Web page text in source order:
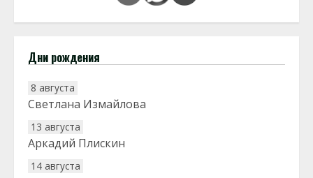
Дни рождения
8 августа
Светлана Измайлова
13 августа
Аркадий Плискин
14 августа